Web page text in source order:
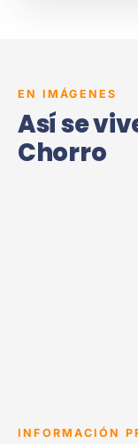
EN IMÁGENES
Así se
Chorro
INFORMACIÓN